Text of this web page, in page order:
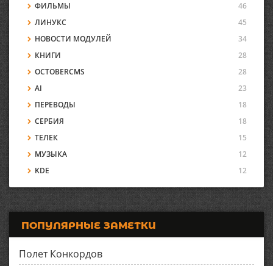
ФИЛЬМЫ
46
ЛИНУКС
45
НОВОСТИ МОДУЛЕЙ
34
КНИГИ
28
OCTOBERCMS
28
AI
23
ПЕРЕВОДЫ
18
СЕРБИЯ
18
ТЕЛЕК
15
МУЗЫКА
12
KDE
12
ПОПУЛЯРНЫЕ ЗАМЕТКИ
Полет Конкордов